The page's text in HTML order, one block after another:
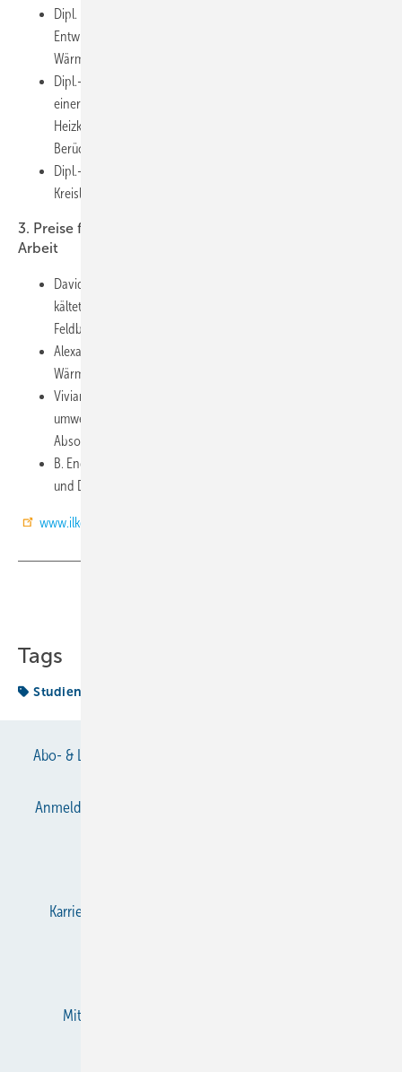
Dipl. Ing. (FH). Sebastian Bauer, Hochschule Coburg:
Entwicklung eines kompakten, multifunktionalen Gegenstrom-
Wärmeübertrager-Systems
Dipl.-Ing. (FH) Jens Kinne, HTW Dresden: Untersuchungen in
einer ORC-Anlage in Verbindung mit einem holzbefeuerten
Heizkessel einer Leistung von 150 kW unter besonderer
Berücksichtigung des Wirkungsgrades
Dipl.-Ing. (TU) Mico Trusch, TU Dresden: Entwicklung eines
Kreislauf-Verbundsystems für dezentrale Raumlüftung
3. Preise für sehr gute Praktika bzw. eine Bachelor-
Arbeit
David Berger, HTW Dresden: Automatisierungstechnik für
kältetechnische Prozesse mit Schwerpunkt
Feldbuskommunikation (via ProfiNET/BACnet/Modbus RTU)
Alexander von Wedelstedt, HTW Dresden: Untersuchungen der
Wärmeleitfähigkeit von Flüssigkeiten
Vivian Schöne, HTW Dresden: Untersuchungen an
umweltfreundlichen Korrosionsinhibitoren für
Absorptionskälteanlagen auf Basis LiBr und Wasser
B. Eng. Matti Müller, Europäische Studienakademie: Festigkeits-
und Dichtheitsprüfungen an CO2-Anlagen (RM)
www.ilkdresden.de
Tags
Studienpreis
Abo- & Leserservice
Anmelden
Karriere bei Gentner
Mitgliedschaften und Engagement